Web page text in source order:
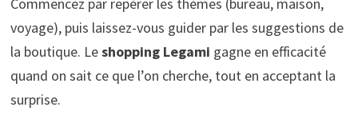
Commencez par repérer les thèmes (bureau, maison,
voyage), puis laissez-vous guider par les suggestions de
la boutique. Leshopping Legami gagne en efficacité
quand on sait ce que l’on cherche, tout en acceptant la
surprise.